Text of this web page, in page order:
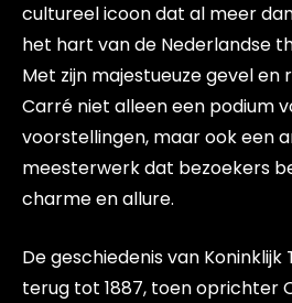
cultureel icoon dat al meer
het hart van de Nederlandse
Met zijn majestueuze gevel en
Carré niet alleen een podium
voorstellingen, maar ook een
meesterwerk dat bezoekers
charme en allure.
De geschiedenis van
terug tot 1887, toen oprichter